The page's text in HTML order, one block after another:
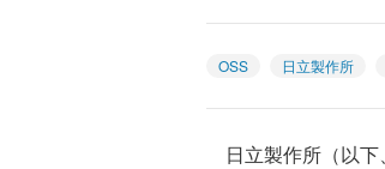
OSS 日立製作所
日立製作所（以下